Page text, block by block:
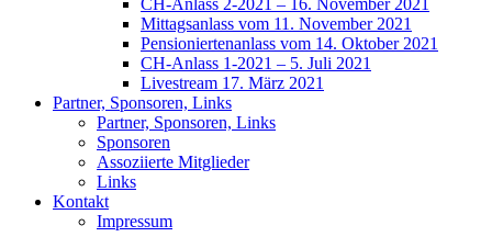
CH-Anlass 2-2021 – 16. November 2021
Mittagsanlass vom 11. November 2021
Pensioniertenanlass vom 14. Oktober 2021
CH-Anlass 1-2021 – 5. Juli 2021
Livestream 17. März 2021
Partner, Sponsoren, Links
Partner, Sponsoren, Links
Sponsoren
Assoziierte Mitglieder
Links
Kontakt
Impressum